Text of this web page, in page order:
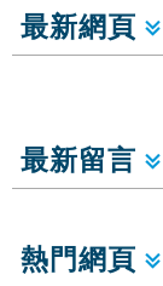
最新網頁
最新留言
熱門網頁